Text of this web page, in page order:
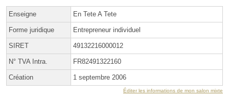
Enseigne En Tete A Tete
Forme juridique Entrepreneur individuel
SIRET 49132216000012
N° TVA Intra. FR82491322160
Création 1 septembre 2006
Éditer les informations de mon salon mixte